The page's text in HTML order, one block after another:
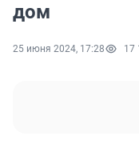
дом
25 июня 2024, 17:28 17